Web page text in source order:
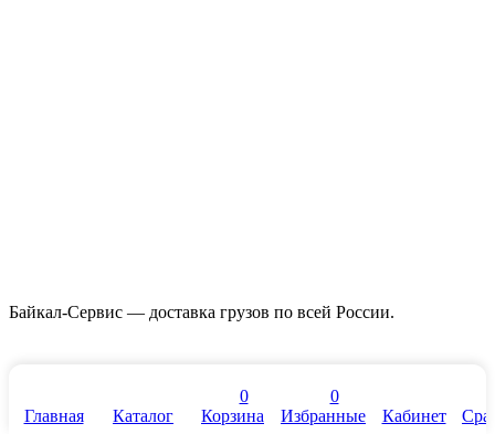
Байкал-Сервис — доставка грузов по всей России.
Главная Каталог
0
Корзина
0
Избранные
Кабинет